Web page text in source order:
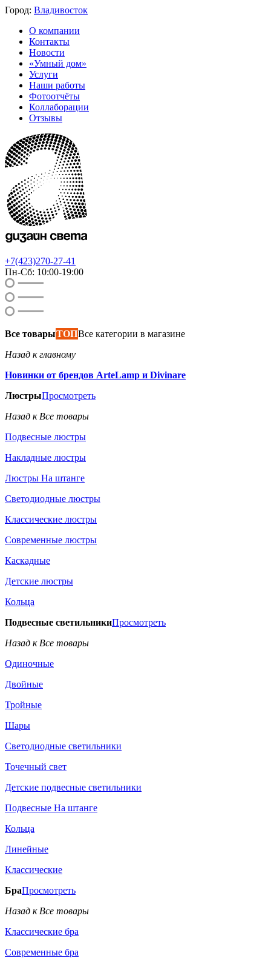
Город: Владивосток
О компании
Контакты
Новости
«Умный дом»
Услуги
Наши работы
Фотоотчёты
Коллаборации
Отзывы
+7(423)270-27-41
Пн-Сб: 10:00-19:00
Все товарыТОПВсе категории в магазине
Назад к главному
Новинки от брендов ArteLamp и Divinare
ЛюстрыПросмотреть
Назад к Все товары
Подвесные люстры
Накладные люстры
Люстры На штанге
Светодиодные люстры
Классические люстры
Современные люстры
Каскадные
Детские люстры
Кольца
Подвесные светильникиПросмотреть
Назад к Все товары
Одиночные
Двойные
Тройные
Шары
Светодиодные светильники
Точечный свет
Детские подвесные светильники
Подвесные На штанге
Кольца
Линейные
Классические
БраПросмотреть
Назад к Все товары
Классические бра
Современные бра